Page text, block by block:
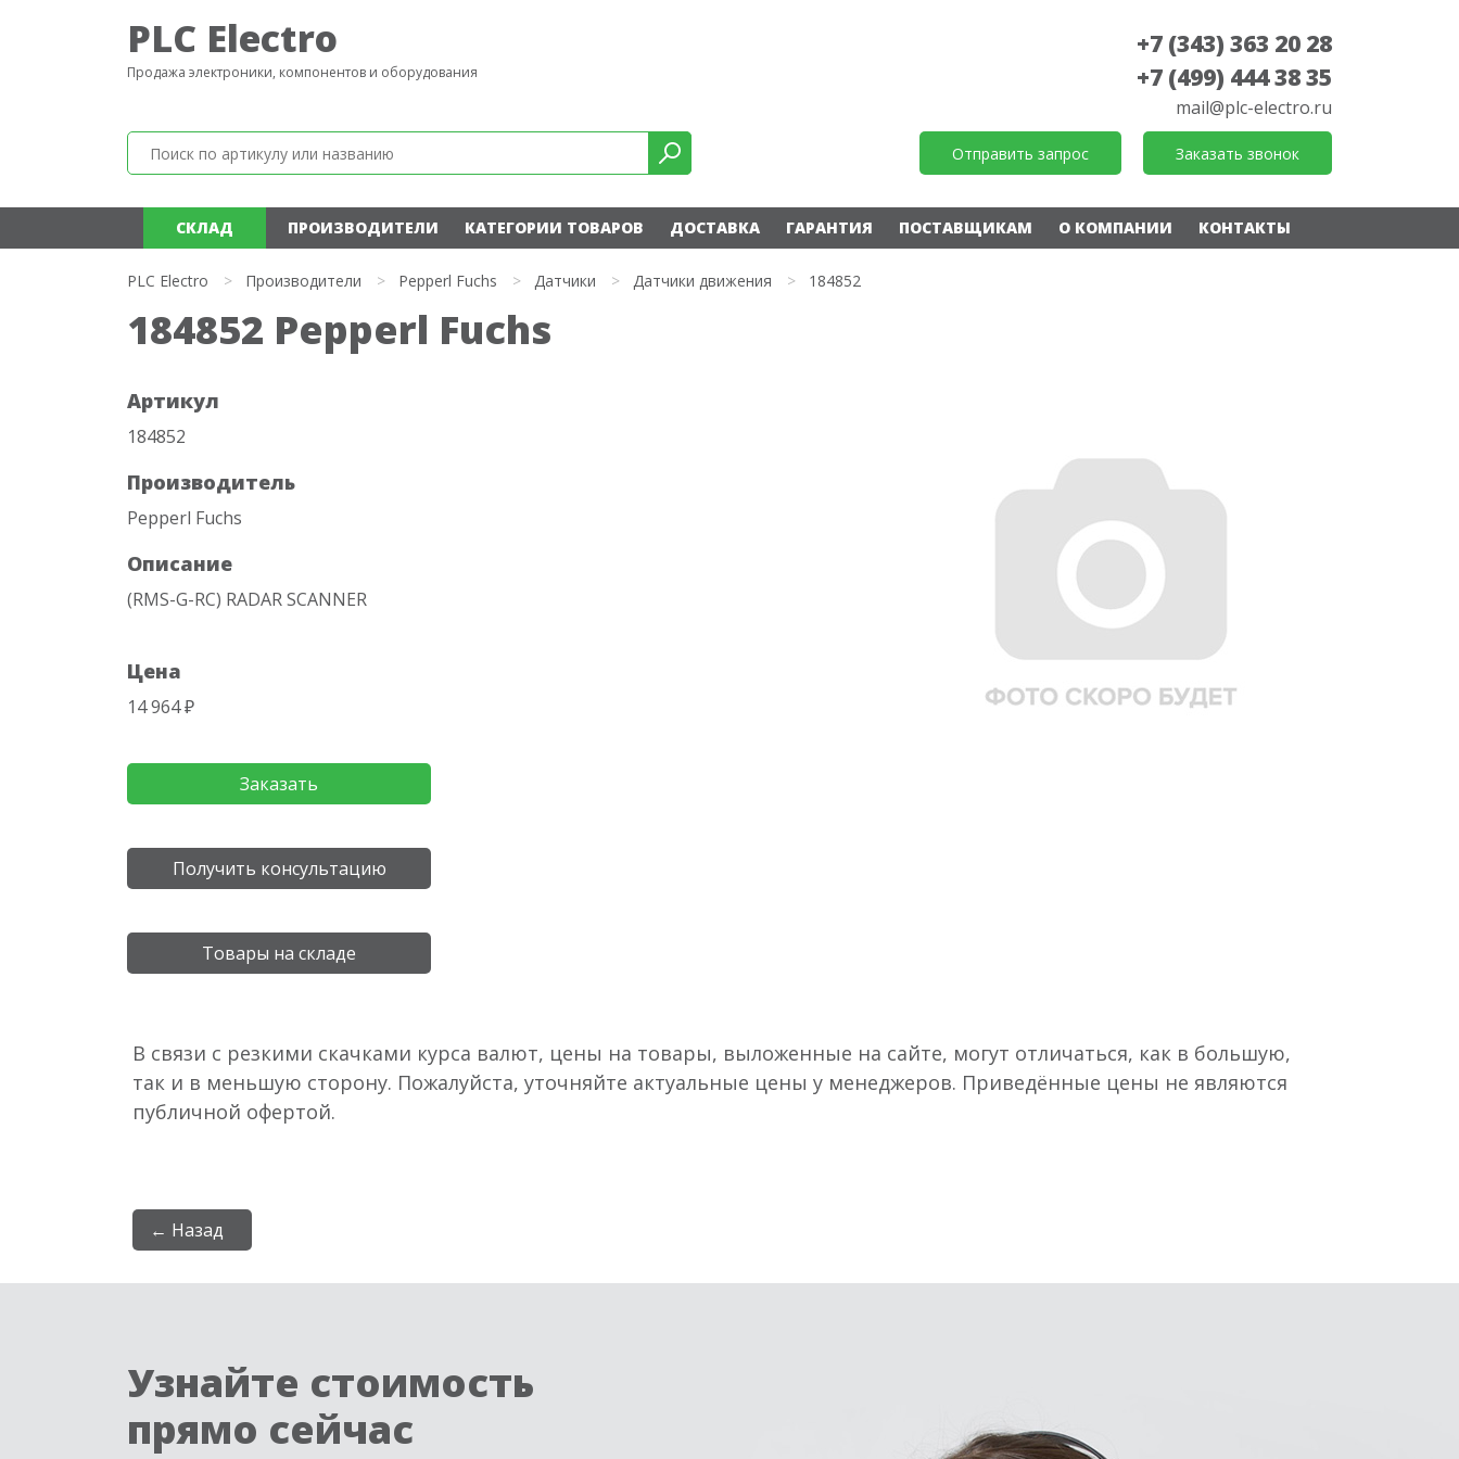
PLC Electro
Продажа электроники, компонентов и оборудования
+7 (343) 363 20 28
+7 (499) 444 38 35
mail@plc-electro.ru
Отправить запрос Заказать звонок
СКЛАД ПРОИЗВОДИТЕЛИ КАТЕГОРИИ ТОВАРОВ ДОСТАВКА ГАРАНТИЯ ПОСТАВЩИКАМ О КОМПАНИИ КОНТАКТЫ
PLC Electro > Производители > Pepperl Fuchs > Датчики > Датчики движения > 184852
184852 Pepperl Fuchs
Артикул
184852
Производитель
Pepperl Fuchs
Описание
(RMS-G-RC) RADAR SCANNER
Цена
14 964 ₽
Заказать
Получить консультацию
Товары на складе
В связи с резкими скачками курса валют, цены на товары, выложенные на сайте, могут отличаться, как в большую,
так и в меньшую сторону. Пожалуйста, уточняйте актуальные цены у менеджеров. Приведённые цены не являются
публичной офертой.
← Назад
Узнайте стоимость
прямо сейчас